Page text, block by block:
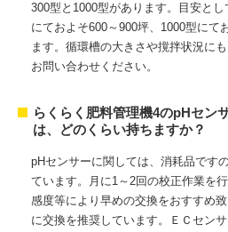
300型と1000型があります。目安と
にておよそ600～900坪、1000型にて
ます。循環槽の大きさや撹拌状況に
お問い合わせください。
らくらく肥料管理機4のpHセン
は、どのくらい持ちますか？
pHセンサーに関しては、消耗品です
ています。月に1～2回の校正作業を
感度等により早めの交換をおすすめ
に交換を推奨しています。ＥＣセン